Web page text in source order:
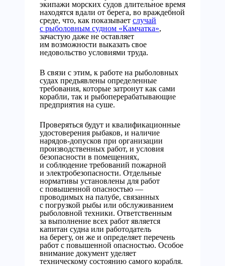
экипажи морских судов длительное время
находятся вдали от берега, во враждебной
среде, что, как показывает случай
с рыболовным судном «Камчатка»,
зачастую даже не оставляет
им возможности выказать свое
недовольство условиями труда.
В связи с этим, к работе на рыболовных
судах предъявлены определенные
требования, которые затронут как сами
корабли, так и рыбоперерабатывающие
предприятия на суше.
Проверяться будут и квалификационные
удостоверения рыбаков, и наличие
нарядов-допусков при организации
производственных работ, и условия
безопасности в помещениях,
и соблюдение требований пожарной
и электробезопасности. Отдельные
нормативы установлены для работ
с повышенной опасностью —
проводимых на палубе, связанных
с погрузкой рыбы или обслуживанием
рыболовной техники. Ответственным
за выполнение всех работ является
капитан судна или работодатель
на берегу, он же и определяет перечень
работ с повышенной опасностью. Особое
внимание документ уделяет
техническому состоянию самого корабля.